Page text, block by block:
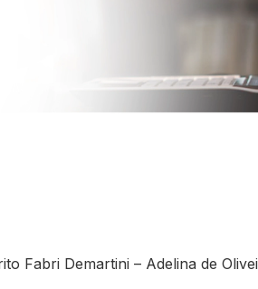
Fabri Demartini – Adelina de